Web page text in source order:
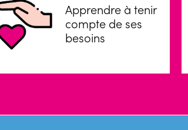
Apprendre à tenir
compte de ses
besoins